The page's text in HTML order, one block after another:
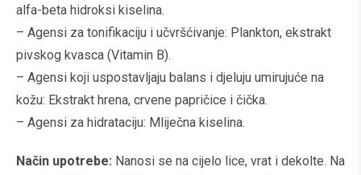
alfa-beta hidroksi kiselina.
– Agensi za tonifikaciju i učvršćivanje: Plankton, ekstrakt
pivskog kvasca (Vitamin B).
– Agensi koji uspostavljaju balans i djeluju umirujuće na
kožu: Ekstrakt hrena, crvene papričice i čička.
– Agensi za hidrataciju: Mliječna kiselina.
Način upotrebe: Nanosi se na cijelo lice, vrat i dekolte. Na